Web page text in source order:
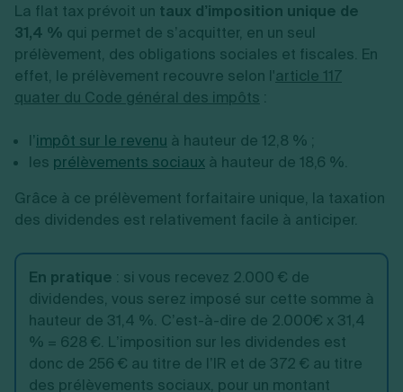
La flat tax prévoit un taux d’imposition unique de
31,4 % qui permet de s’acquitter, en un seul
prélèvement, des obligations sociales et fiscales. En
effet, le prélèvement recouvre selon l'article 117
quater du Code général des impôts :
l’impôt sur le revenu à hauteur de 12,8 % ;
les prélèvements sociaux à hauteur de 18,6 %.
Grâce à ce prélèvement forfaitaire unique, la taxation
des dividendes est relativement facile à anticiper.
En pratique : si vous recevez 2.000 € de
dividendes, vous serez imposé sur cette somme à
hauteur de 31,4 %. C’est-à-dire de 2.000€ x 31,4
% = 628 €. L’imposition sur les dividendes est
donc de 256 € au titre de l’IR et de 372 € au titre
des prélèvements sociaux, pour un montant